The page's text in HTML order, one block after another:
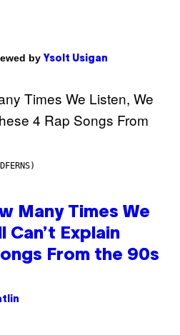
by Ysolt Usigan
Many Times We
Can’t Explain
From the 90s